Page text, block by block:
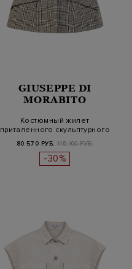
GIUSEPPE DI
MORABITO
Костюмный жилет
приталенного скульптурного
кроя со стр…
80 570 РУБ. 115 100 РУБ.
-30%